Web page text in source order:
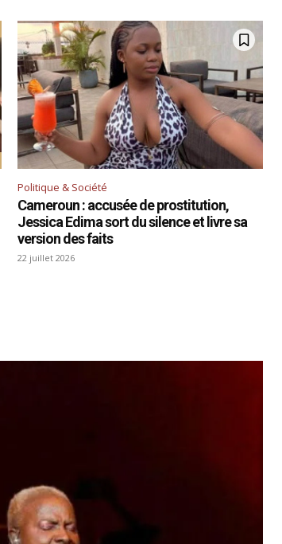
Politique & Société
Cameroun : accusée de prostitution,
Jessica Edima sort du silence et livre sa
version des faits
22 juillet 2026